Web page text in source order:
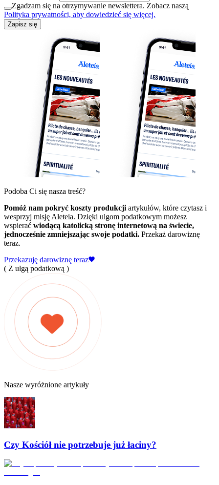
Zgadzam się na otrzymywanie newslettera. Zobacz naszą
Polityka prywatności, aby dowiedzieć się więcej.
Zapisz się
Podoba Ci się nasza treść?
Pomóż nam pokryć koszty produkcji artykułów, które czytasz i
wesprzyj misję Aleteia. Dzięki ulgom podatkowym możesz
wspierać wiodącą katolicką stronę internetową na świecie,
jednocześnie zmniejszając swoje podatki. Przekaż darowiznę
teraz.
Przekazuję darowiznę teraz
( Z ulgą podatkową )
Nasze wyróżnione artykuły
Czy Kościół nie potrzebuje już łaciny?